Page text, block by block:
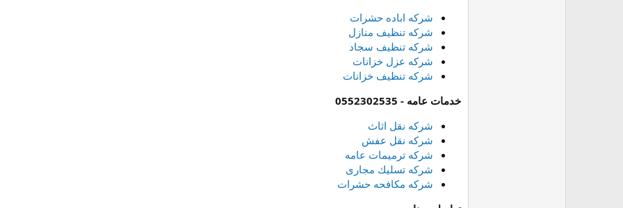
شركه اباده حشرات
شركه تنظيف منازل
شركه تنظيف سجاد
شركه عزل خزانات
شركه تنظيف خزانات
خدمات عامه - 0552302535
شركه نقل اثاث
شركه نقل عفش
شركه ترميمات عامه
شركه تسليك مجارى
شركه مكافحه حشرات